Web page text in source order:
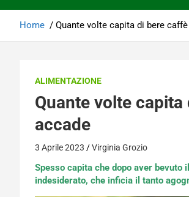
Home Quante volte capita di bere
ALIMENTAZIONE
Quante volte
accade
3 Aprile 2023 Virginia Grozio
Spesso capita che dopo aver
indesiderato, che inficia il tanto